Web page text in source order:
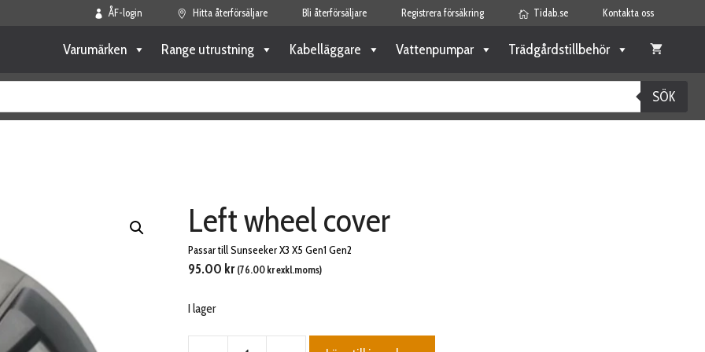
ÅF-login Hitta återförsäljare Bli återförsäljare Registrera försäkring Tidab.se Kontakta oss
Varumärken Range utrustning Kabelläggare Vattenpumpar Trädgårdstillbehör
SÖK
Left wheel cover
Passar till Sunseeker X3 X5 Gen1 Gen2
95.00 kr (76.00 krexkl.moms)
I lager